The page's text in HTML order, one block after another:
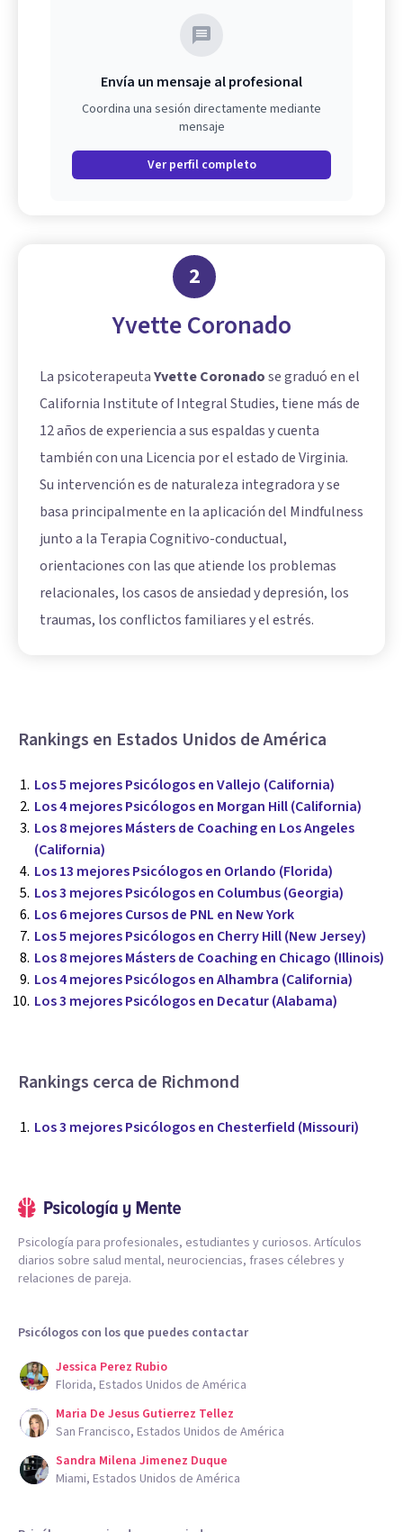
Envía un mensaje al profesional
Coordina una sesión directamente mediante
mensaje
Ver perfil completo
2
Yvette Coronado
La psicoterapeutaYvette Coronadose graduó en el
California Institute of Integral Studies, tiene más de
12 años de experiencia a sus espaldas y cuenta
también con una Licencia por el estado de Virginia.
Su intervención es de naturaleza integradora y se
basa principalmente en la aplicación del Mindfulness
junto a la Terapia Cognitivo-conductual,
orientaciones con las que atiende los problemas
relacionales, los casos de ansiedad y depresión, los
traumas, los conflictos familiares y el estrés.
Rankings en Estados Unidos de América
Los 5 mejores Psicólogos en Vallejo (California)
Los 4 mejores Psicólogos en Morgan Hill (California)
Los 8 mejores Másters de Coaching en Los Angeles
(California)
Los 13 mejores Psicólogos en Orlando (Florida)
Los 3 mejores Psicólogos en Columbus (Georgia)
Los 6 mejores Cursos de PNL en New York
Los 5 mejores Psicólogos en Cherry Hill (New Jersey)
Los 8 mejores Másters de Coaching en Chicago (Illinois)
Los 4 mejores Psicólogos en Alhambra (California)
Los 3 mejores Psicólogos en Decatur (Alabama)
Rankings cerca de Richmond
Los 3 mejores Psicólogos en Chesterfield (Missouri)
Psicología para profesionales, estudiantes y curiosos. Artículos
diarios sobre salud mental, neurociencias, frases célebres y
relaciones de pareja.
Psicólogos con los que puedes contactar
Jessica Perez Rubio
Florida, Estados Unidos de América
Maria De Jesus Gutierrez Tellez
San Francisco, Estados Unidos de América
Sandra Milena Jimenez Duque
Miami, Estados Unidos de América